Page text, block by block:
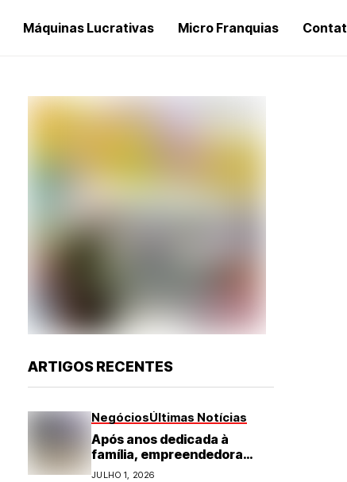
Máquinas Lucrativas Micro Franquias
ARTIGOS RECENTES
NegóciosÚltimas Notícias
Após anos dedicada à
família, empreendedora
transforma franquia de
JULHO 1, 2026